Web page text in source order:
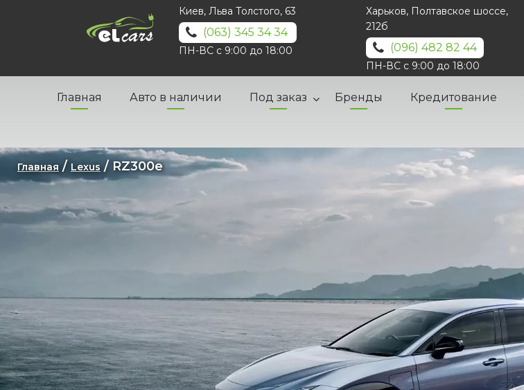
Киев, Льва Толстого, 63
(063) 345 34 34
ПН-ВС с 9:00 до 18:00
Харьков, Полтавское шоссе,
212б
(096) 482 82 44
ПН-ВС с 9:00 до 18:00
Главная Авто в наличии Под заказ Бренды Кредитование
Главная/ Lexus/ RZ300e